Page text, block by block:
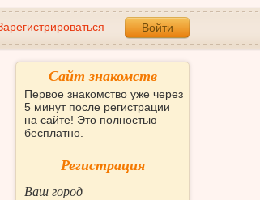
Войти
Сайт знакомств
Первое знакомство уже через
5 минут после регистрации
на сайте! Это полностью
бесплатно.
Регистрация
Ваш город